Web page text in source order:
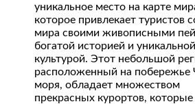
уникальное место на карте
которое привлекает туристов
мира своими живописными
богатой историей и уникальной
культурой. Этот небольшой
расположенный на побережье
моря, обладает множеством
прекрасных курортов, которые